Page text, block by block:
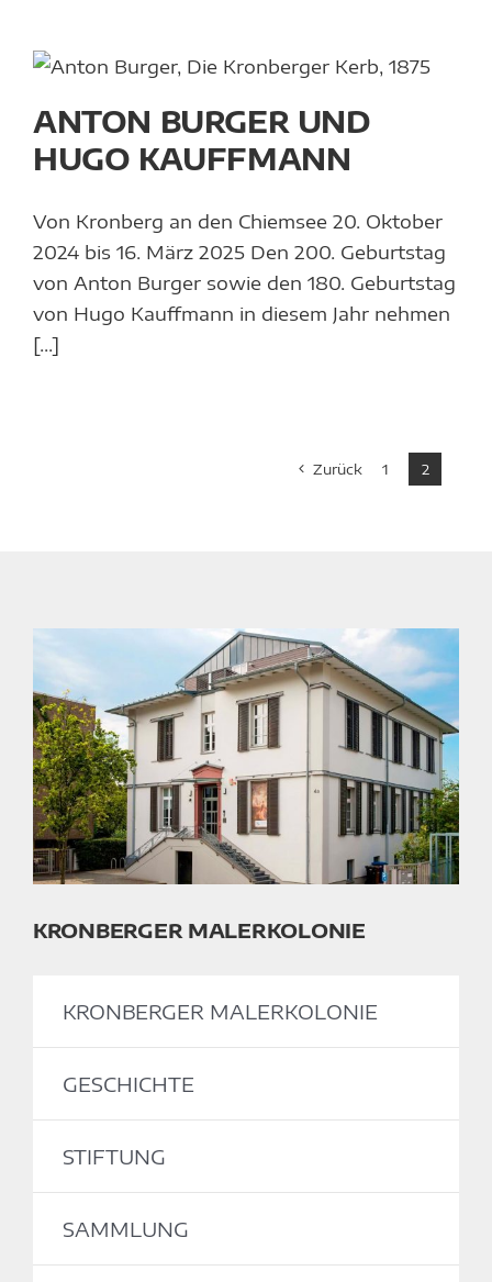
ANTON BURGER UND
HUGO KAUFFMANN
Von Kronberg an den Chiemsee 20. Oktober
2024 bis 16. März 2025 Den 200. Geburtstag
von Anton Burger sowie den 180. Geburtstag
von Hugo Kauffmann in diesem Jahr nehmen
[...]
Zurück 1 2
KRONBERGER MALERKOLONIE
KRONBERGER MALERKOLONIE
GESCHICHTE
STIFTUNG
SAMMLUNG